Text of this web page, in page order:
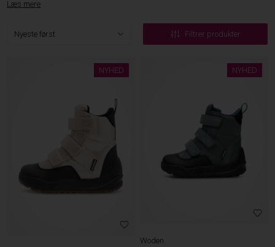
Læs mere
Filtrer produkter
NYHED NYHED
Woden